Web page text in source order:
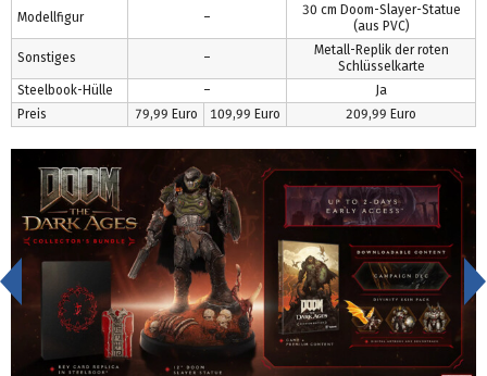
Modellfigur –
30 cm Doom-Slayer-Statue
(aus PVC)
Sonstiges –
Metall-Replik der roten
Schlüsselkarte
Steelbook-Hülle
–
Ja
Preis
79,99 Euro 109,99 Euro 209,99 Euro
<